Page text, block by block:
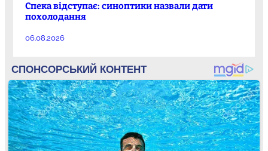
Спека відступає: синоптики назвали дати
похолодання
06.08.2026